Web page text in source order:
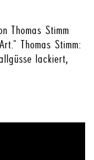
Thomas Stimm
Thomas Stimm:
lackiert,